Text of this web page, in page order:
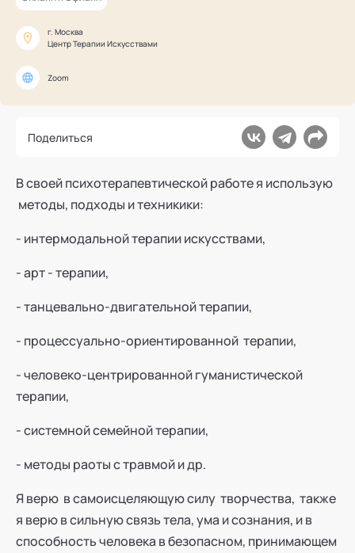
г. Москва
Центр Терапии Искусствами
Zoom
Поделиться
В своей психотерапевтической работе я использую
методы, подходы и техникики:
- интермодальной терапии искусствами,
- арт - терапии,
- танцевально-двигательной терапии,
- процессуально-ориентированной терапии,
- человеко-центрированной гуманистической
терапии,
- системной семейной терапии,
- методы раоты с травмой и др.
Я верю в самоисцеляющую силу творчества, также
я верю в сильную связь тела, ума и сознания, и в
способность человека в безопасном, принимающем
Профессионалам
Поддержка